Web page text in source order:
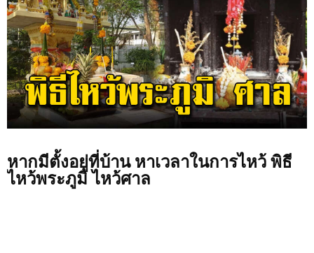
หากมีตั้งอยู่ที่บ้าน หาเวลาในการไหว้ พิธี
ไหว้พระภูมิ ไหว้ศาล